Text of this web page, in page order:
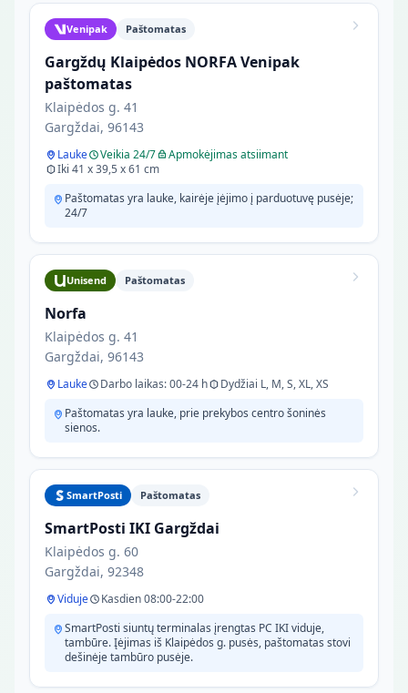
Venipak Paštomatas
Gargždų Klaipėdos NORFA Venipak
paštomatas
Klaipėdos g. 41
Gargždai, 96143
Lauke Veikia 24/7
Apmokėjimas atsiimant
Iki 41 x 39,5 x 61 cm
Paštomatas yra lauke, kairėje įėjimo į parduotuvę pusėje;
24/7
Unisend Paštomatas
Norfa
Klaipėdos g. 41
Gargždai, 96143
Lauke Darbo laikas: 00-24 h
Dydžiai L, M, S, XL, XS
Paštomatas yra lauke, prie prekybos centro šoninės
sienos.
SmartPosti Paštomatas
SmartPosti IKI Gargždai
Klaipėdos g. 60
Gargždai, 92348
Viduje
Kasdien 08:00-22:00
SmartPosti siuntų terminalas įrengtas PC IKI viduje,
tambūre. Įėjimas iš Klaipėdos g. pusės, paštomatas stovi
dešinėje tambūro pusėje.